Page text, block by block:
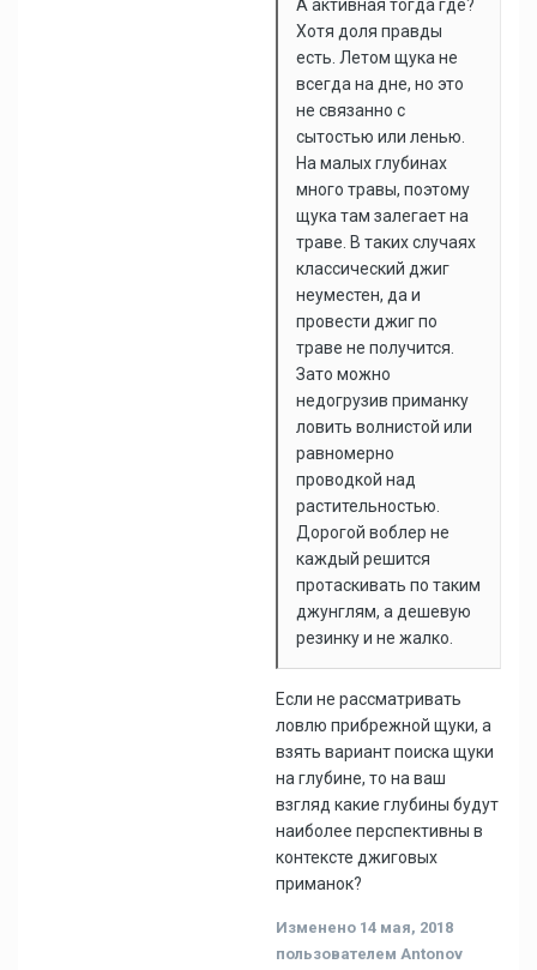
А активная тогда где?
Хотя доля правды
есть. Летом щука не
всегда на дне, но это
не связанно с
сытостью или ленью.
На малых глубинах
много травы, поэтому
щука там залегает на
траве. В таких случаях
классический джиг
неуместен, да и
провести джиг по
траве не получится.
Зато можно
недогрузив приманку
ловить волнистой или
равномерно
проводкой над
растительностью.
Дорогой воблер не
каждый решится
протаскивать по таким
джунглям, а дешевую
резинку и не жалко.
Если не рассматривать
ловлю прибрежной щуки, а
взять вариант поиска щуки
на глубине, то на ваш
взгляд какие глубины будут
наиболее перспективны в
контексте джиговых
приманок?
Изменено 14 мая, 2018
пользователем Antonov